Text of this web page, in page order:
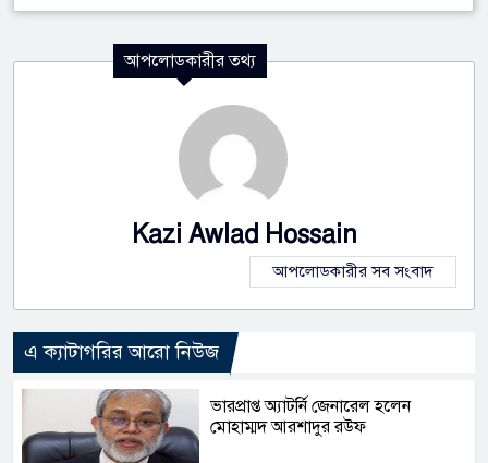
আপলোডকারীর তথ্য
Kazi Awlad Hossain
আপলোডকারীর সব সংবাদ
এ ক্যাটাগরির আরো নিউজ
ভারপ্রাপ্ত অ্যাটর্নি জেনারেল হলেন
মোহাম্মদ আরশাদুর রউফ